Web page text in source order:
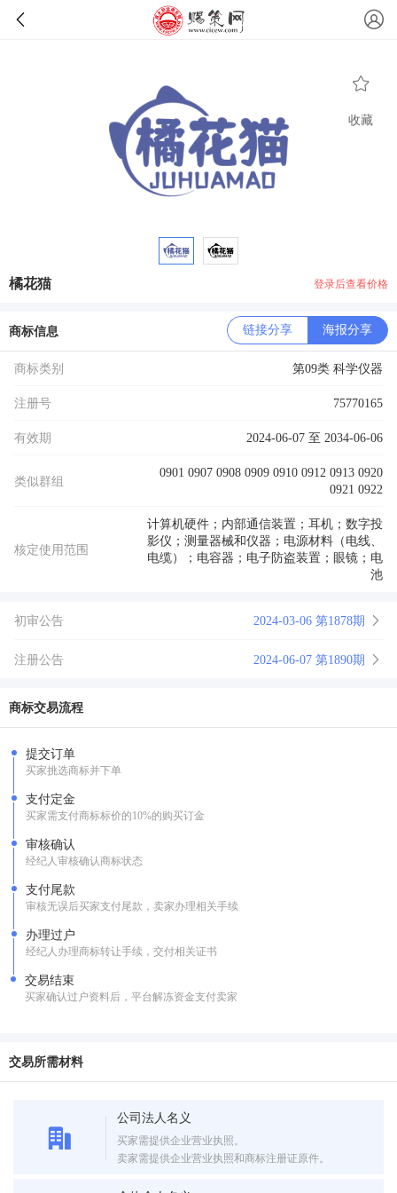
收藏
橘花猫 登录后查看价格
商标信息 链接分享 海报分享
商标类别 第09类 科学仪器
注册号 75770165
有效期 2024-06-07 至 2034-06-06
类似群组
0901 0907 0908 0909 0910 0912 0913 0920
0921 0922
核定使用范围
计算机硬件；内部通信装置；耳机；数字投
影仪；测量器械和仪器；电源材料（电线、
电缆）；电容器；电子防盗装置；眼镜；电
池
初审公告 2024-03-06 第1878期
注册公告 2024-06-07 第1890期
商标交易流程
提交订单
买家挑选商标并下单
支付定金
买家需支付商标标价的10%的购买订金
审核确认
经纪人审核确认商标状态
支付尾款
审核无误后买家支付尾款，卖家办理相关手续
办理过户
经纪人办理商标转让手续，交付相关证书
交易结束
买家确认过户资料后，平台解冻资金支付卖家
交易所需材料
公司法人名义
买家需提供企业营业执照。
卖家需提供企业营业执照和商标注册证原件。